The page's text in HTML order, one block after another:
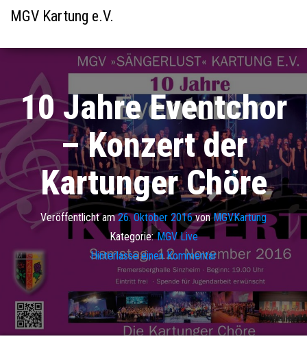
MGV Kartung e.V.
10 Jahre Eventchor
– Konzert der
Kartunger Chöre
Veröffentlicht am26. Oktober 2016vonMGVKartung
Kategorie: MGV Live
Hinterlasse einen Kommentar